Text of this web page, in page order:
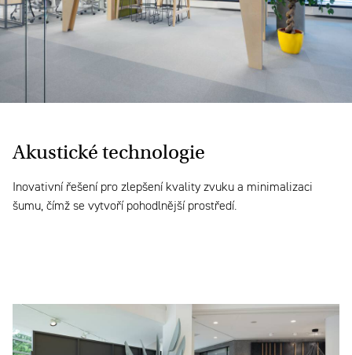
Akustické technologie
Inovativní řešení pro zlepšení kvality zvuku a minimalizaci
šumu, čímž se vytvoří pohodlnější prostředí.